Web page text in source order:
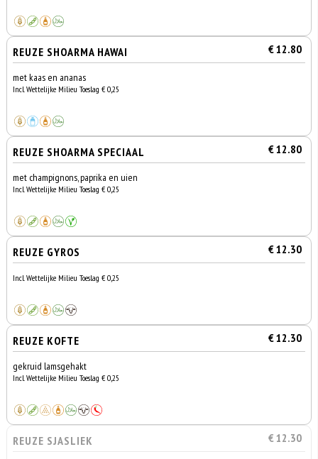
REUZE SHOARMA HAWAI € 12.80
met kaas en ananas
Incl. Wettelijke Milieu Toeslag € 0,25
REUZE SHOARMA SPECIAAL € 12.80
met champignons, paprika en uien
Incl. Wettelijke Milieu Toeslag € 0,25
REUZE GYROS € 12.30
Incl. Wettelijke Milieu Toeslag € 0,25
REUZE KOFTE € 12.30
gekruid lamsgehakt
Incl. Wettelijke Milieu Toeslag € 0,25
REUZE SJASLIEK € 12.30